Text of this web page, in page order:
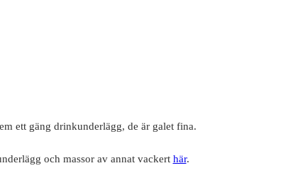
ett gäng drinkunderlägg, de är galet fina.
och massor av annat vackert här.